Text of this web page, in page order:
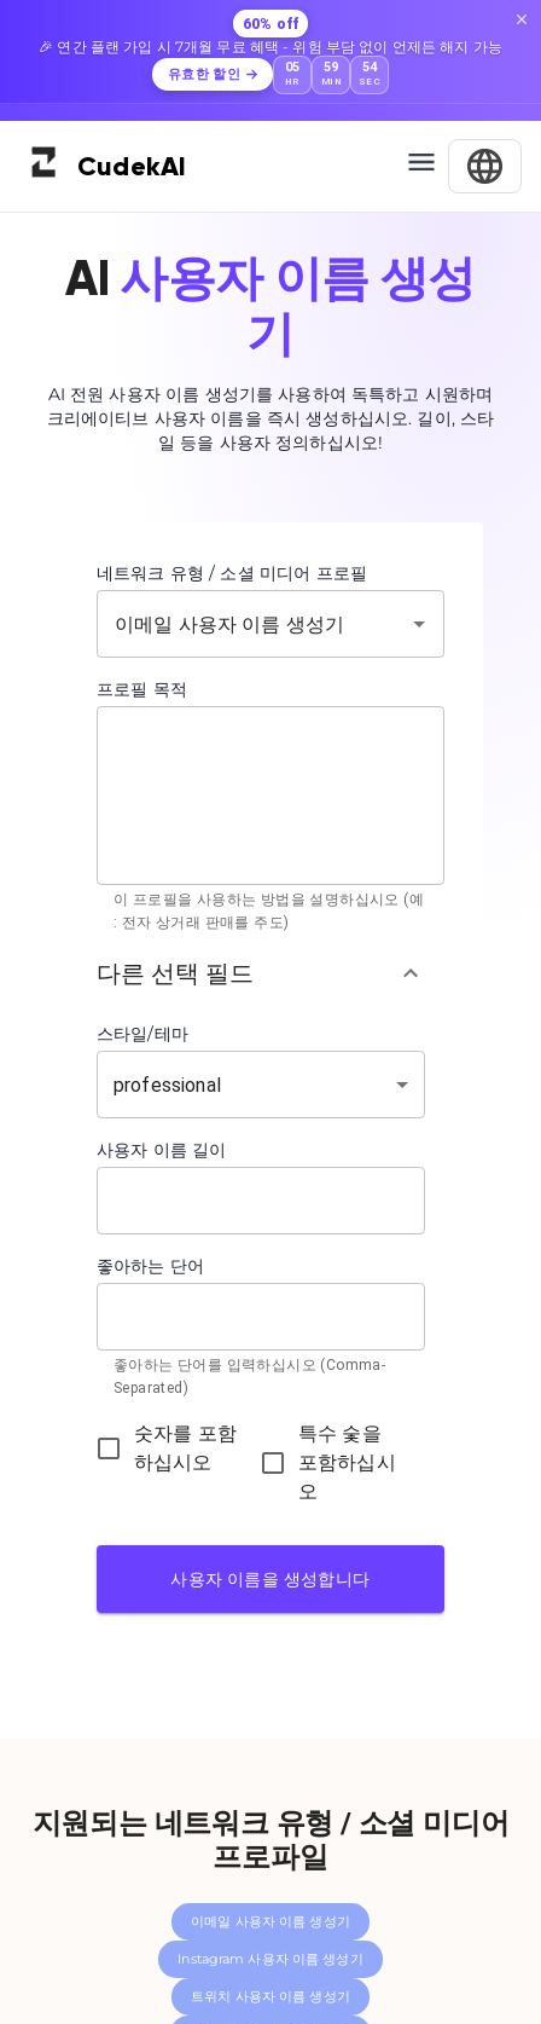
60% off
🎉 연간 플랜 가입 시 7개월 무료 혜택 - 위험 부담 없이 언제든 해지 가능
유효한 할인 05
HR
59
MIN
54
SEC
CudekAI
AI 사용자 이름 생성
기
AI 전원 사용자 이름 생성기를 사용하여 독특하고 시원하며
크리에이티브 사용자 이름을 즉시 생성하십시오. 길이, 스타
일 등을 사용자 정의하십시오!
네트워크 유형 / 소셜 미디어 프로필
프로필 목적
이 프로필을 사용하는 방법을 설명하십시오 (예
: 전자 상거래 판매를 주도)
다른 선택 필드
스타일/테마
professional
사용자 이름 길이
좋아하는 단어
좋아하는 단어를 입력하십시오 (Comma-
Separated)
숫자를 포함
하십시오
특수 숯을
포함하십시
오
사용자 이름을 생성합니다
지원되는 네트워크 유형 / 소셜 미디어
프로파일
이메일 사용자 이름 생성기
Instagram 사용자 이름 생성기
트위치 사용자 이름 생성기